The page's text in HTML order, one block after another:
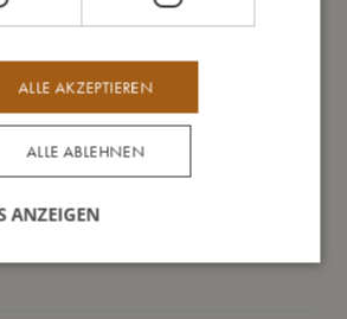
ALLE AKZEPTIEREN
ALLE ABLEHNEN
ANZEIGEN